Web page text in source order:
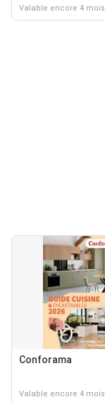
Valable encore 4 mois
Conforama
Valable encore 4 mois